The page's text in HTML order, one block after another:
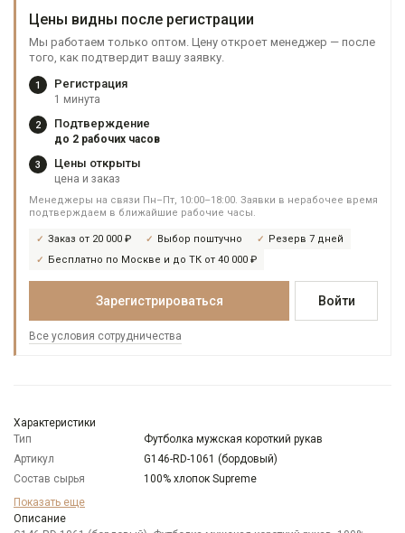
Цены видны после регистрации
Мы работаем только оптом. Цену откроет менеджер — после
того, как подтвердит вашу заявку.
1 Регистрация
1 минута
2 Подтверждение
до 2 рабочих часов
3 Цены открыты
цена и заказ
Менеджеры на связи Пн–Пт, 10:00–18:00. Заявки в нерабочее время
подтверждаем в ближайшие рабочие часы.
Заказ от 20 000 ₽ Выбор поштучно
Резерв 7 дней
Бесплатно по Москве и до ТК от 40 000 ₽
Зарегистрироваться Войти
Все условия сотрудничества
Характеристики
Тип
Футболка мужская короткий рукав
Артикул
G146-RD-1061 (бордовый)
Состав сырья
100% хлопок Supreme
Бренд
Модель
Показать еще
Описание